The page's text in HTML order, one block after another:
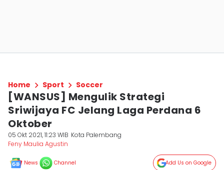
Home Sport Soccer
[WANSUS] Mengulik Strategi
Sriwijaya FC Jelang Laga Perdana 6
Oktober
05 Okt 2021, 11:23 WIB Kota Palembang
Feny Maulia Agustin
News Channel Add Us on Google